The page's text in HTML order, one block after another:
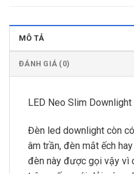
MÔ TẢ
ĐÁNH GIÁ (0)
LED Neo Slim
Đèn led downlight còn
âm trần, đèn mắt ếch
đèn này được gọi vậy vì